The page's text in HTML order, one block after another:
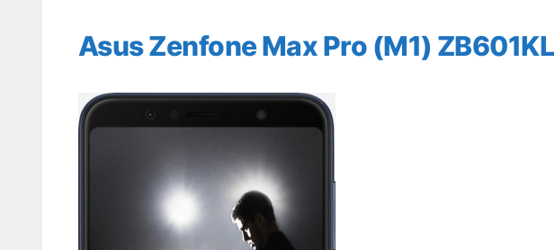
Asus Zenfone Max Pro (M1) ZB601KL